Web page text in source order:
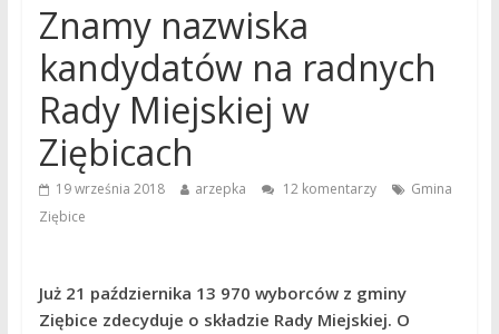
Znamy nazwiska
kandydatów na radnych
Rady Miejskiej w
Ziębicach
19 września 2018 arzepka 12 komentarzy
Gmina
Ziębice
Już 21 października 13 970 wyborców z gminy
Ziębice zdecyduje o składzie Rady Miejskiej. O